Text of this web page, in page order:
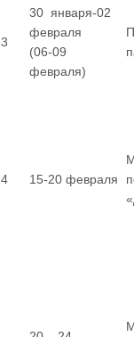
3
30 января-02
февраля
(06-09
февраля)
4 15-20 февраля